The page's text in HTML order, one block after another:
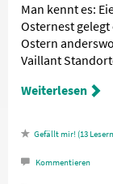
Man kennt es:
Osternest
Ostern
Vaillant
Weiterlesen
13
Kommentieren